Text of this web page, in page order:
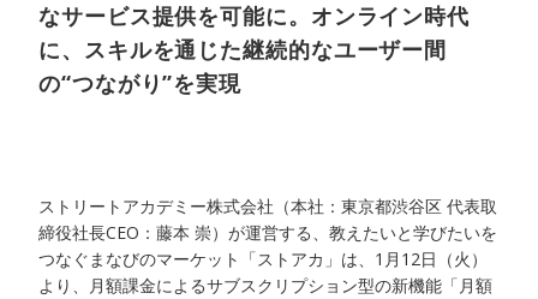
なサービス提供を可能に。オンライン時代
に、スキルを通じた継続的なユーザー間
の“つながり”を実現
ストリートアカデミー株式会社（本社：東京都渋谷区 代表取
締役社長CEO：藤本 崇）が運営する、教えたいと学びたいを
つなぐまなびのマーケット「ストアカ」は、1月12日（火）
より、月額課金によるサブスクリプション型の新機能「月額